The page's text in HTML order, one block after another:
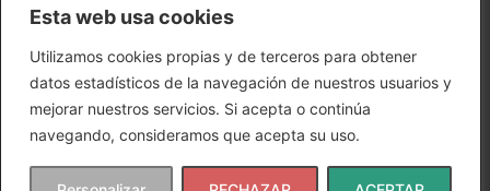
Esta web usa cookies
Utilizamos cookies propias y de terceros para obtener
datos estadísticos de la navegación de nuestros usuarios y
mejorar nuestros servicios. Si acepta o continúa
navegando, consideramos que acepta su uso.
Aviso Legal
Política de Cookies
Política de Privacidad
Condiciones de uso
Copyright © 2024 SuperLápiz | Ana María Gómez